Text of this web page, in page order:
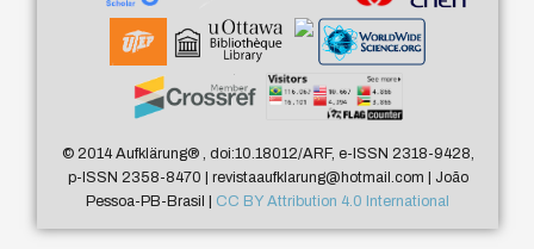
© 2014 Aufklärung®, doi:10.18012/ARF, e-ISSN 2318-9428,
p-ISSN 2358-8470 | revistaaufklarung@hotmail.com | João
Pessoa-PB-Brasil | CC BY Attribution 4.0 International